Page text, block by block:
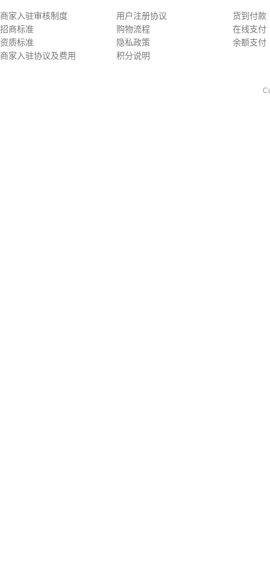
商家入驻审核制度
招商标准
资质标准
商家入驻协议及费用
用户注册协议
购物流程
隐私政策
积分说明
货到付款
在线支付
余额支付